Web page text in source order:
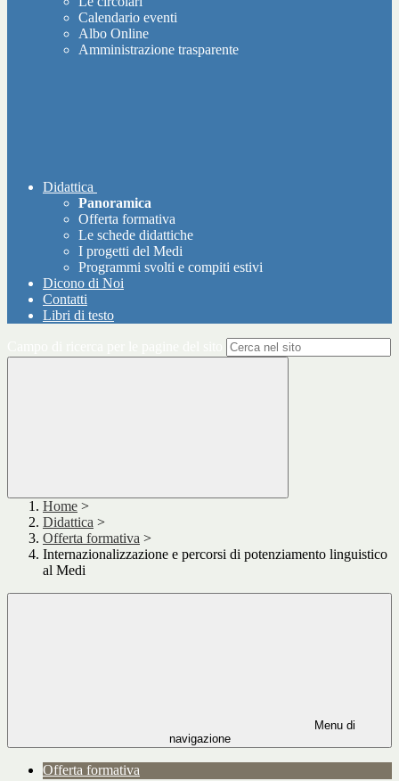
Calendario eventi
Albo Online
Amministrazione trasparente
Didattica
Panoramica
Offerta formativa
Le schede didattiche
I progetti del Medi
Programmi svolti e compiti estivi
Dicono di Noi
Contatti
Libri di testo
Home >
Didattica >
Offerta formativa >
Internazionalizzazione e percorsi di potenziamento linguistico
al Medi
Menu di
navigazione
Offerta formativa